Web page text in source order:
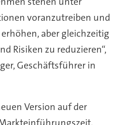
voranzutreiben und
aber gleichzeitig
Risiken zu reduzieren“,
Geschäftsführer in
Version auf der